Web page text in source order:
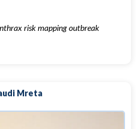
risk mapping outbreak
Mreta